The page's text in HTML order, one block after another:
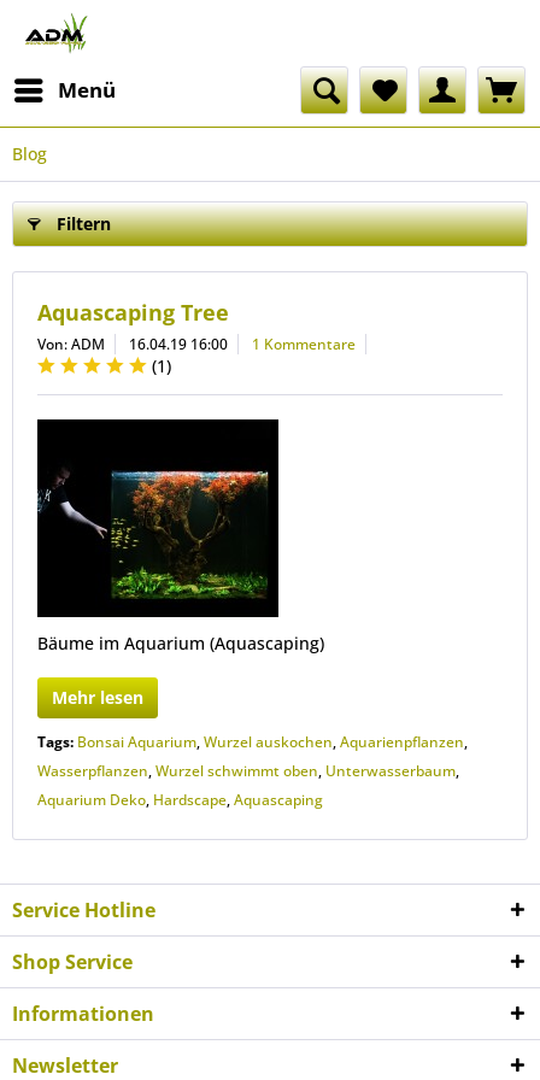
Menü
Blog
Filtern
Aquascaping Tree
Von: ADM 16.04.19 16:00 1 Kommentare
(1)
Bäume im Aquarium (Aquascaping)
Mehr lesen
Tags: Bonsai Aquarium,Wurzel auskochen,Aquarienpflanzen,
Wasserpflanzen,Wurzel schwimmt oben, Unterwasserbaum,
Aquarium Deko, Hardscape,Aquascaping
Service Hotline
Shop Service
Informationen
Newsletter